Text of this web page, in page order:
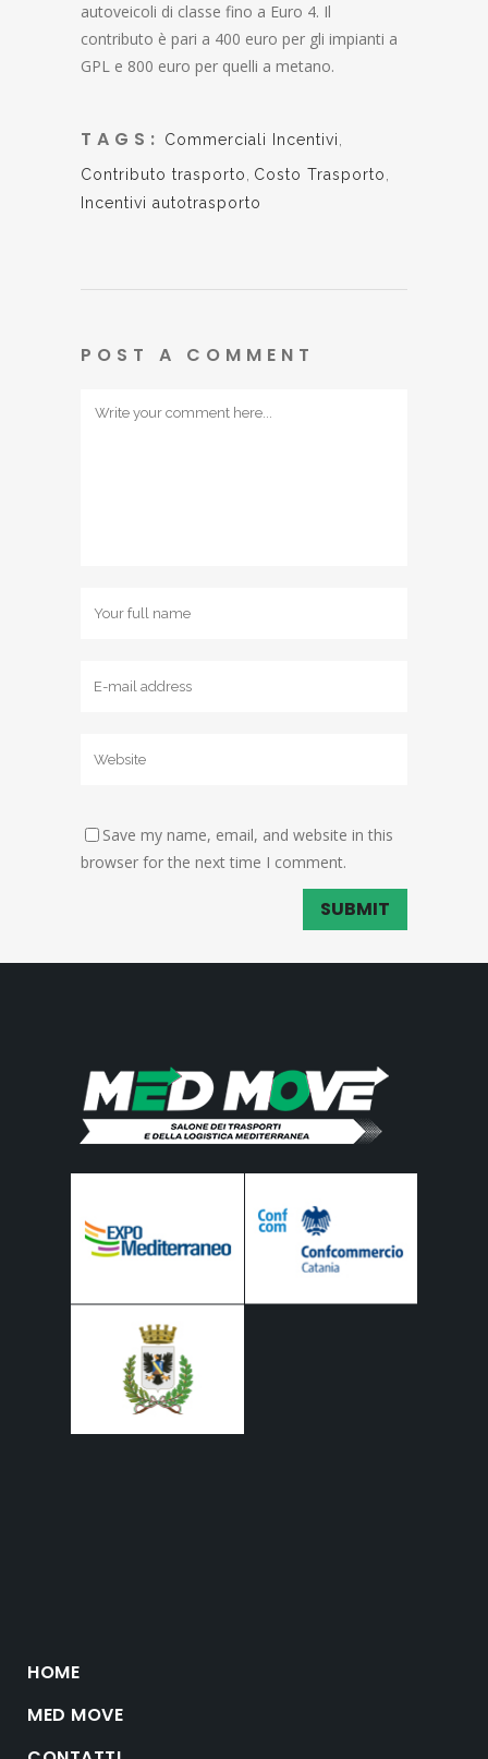
autoveicoli di classe fino a Euro 4. Il
contributo è pari a 400 euro per gli impianti a
GPL e 800 euro per quelli a metano.
TAGS: Commerciali Incentivi,
Contributo trasporto, Costo Trasporto,
Incentivi autotrasporto
POST A COMMENT
Save my name, email, and website in this
browser for the next time I comment.
HOME
MED MOVE